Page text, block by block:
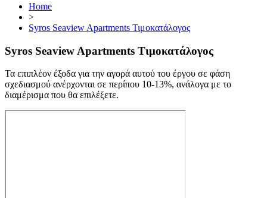
Home
>
Syros Seaview Apartments Τιμοκατάλογος
Syros Seaview Apartments Τιμοκατάλογος
Τα επιπλέον έξοδα για την αγορά αυτού του έργου σε φάση
σχεδιασμού ανέρχονται σε περίπου 10-13%, ανάλογα με το
διαμέρισμα που θα επιλέξετε.